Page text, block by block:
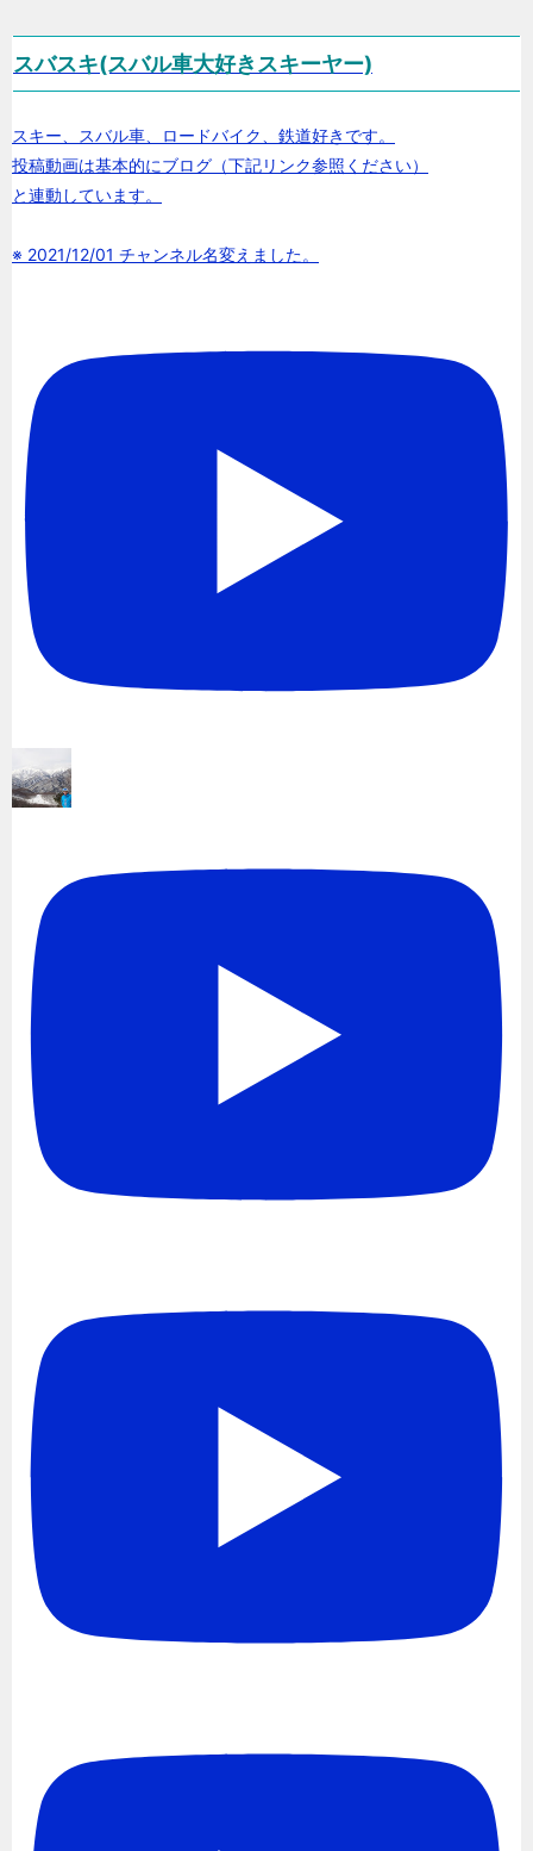
スバスキ(スバル車大好きスキーヤー)
スキー、スバル車、ロードバイク、鉄道好きです。
投稿動画は基本的にブログ（下記リンク参照ください）
と連動しています。
※ 2021/12/01 チャンネル名変えました。